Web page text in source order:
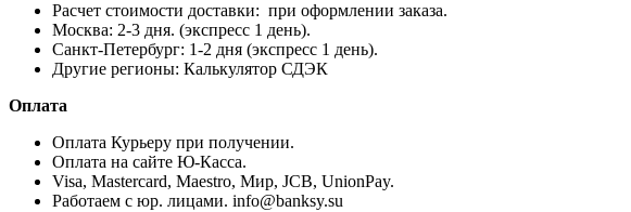
Расчет стоимости доставки: при оформлении заказа.
Москва: 2-3 дня. (экспресс 1 день).
Санкт-Петербург: 1-2 дня (экспресс 1 день).
Другие регионы: Калькулятор СДЭК
Оплата
Оплата Курьеру при получении.
Оплата на сайте Ю-Касса.
Visa, Mastercard, Maestro, Мир, JCB, UnionPay.
Работаем с юр. лицами. info@banksy.su